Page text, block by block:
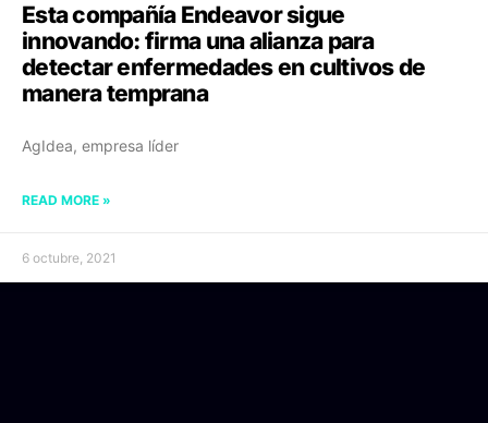
Esta compañía Endeavor sigue
innovando: firma una alianza para
detectar enfermedades en cultivos de
manera temprana
AgIdea, empresa líder
READ MORE »
6 octubre, 2021